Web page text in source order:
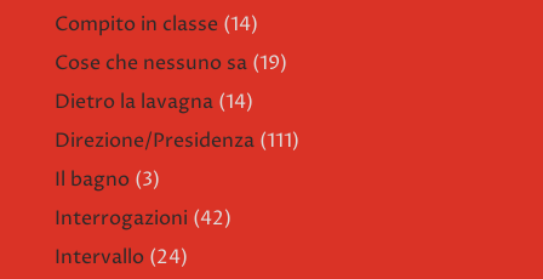
Compito in classe (14)
Cose che nessuno sa (19)
Dietro la lavagna (14)
Direzione/Presidenza (111)
Il bagno (3)
Interrogazioni (42)
Intervallo (24)